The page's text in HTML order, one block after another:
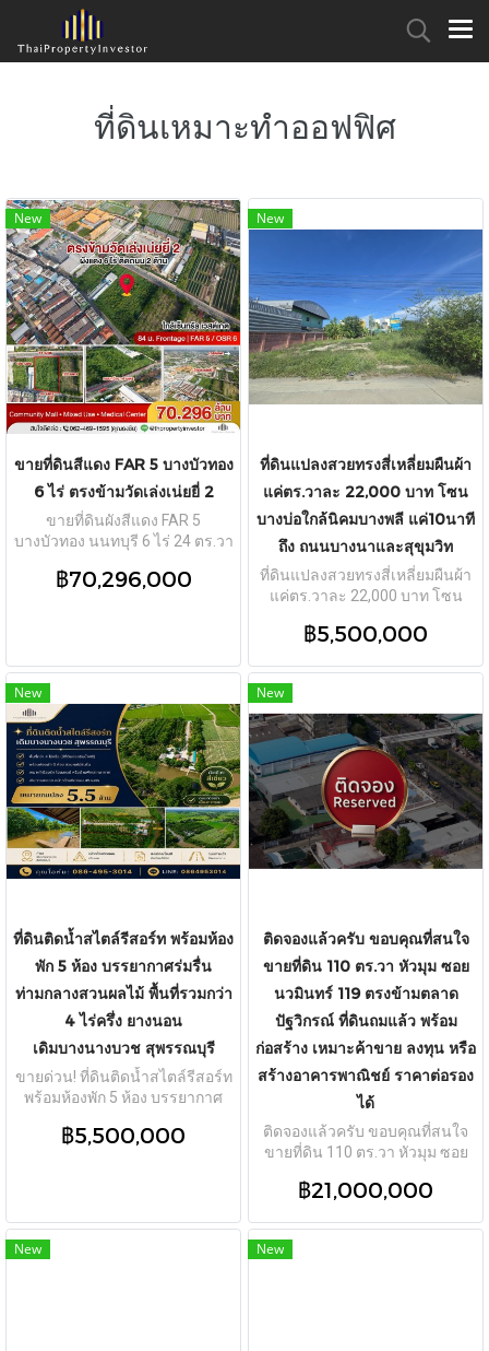
ที่ดินเหมาะทำออฟฟิศ
New
ขายที่ดินสีแดง FAR 5 บางบัวทอง
6 ไร่ ตรงข้ามวัดเล่งเน่ยยี่ 2
ขายที่ดินผังสีแดง FAR 5
บางบัวทอง นนทบุรี 6 ไร่ 24 ตร.วา
84 ม. ติดถนน 2 ด้าน ถมแล้วพร้อม
฿70,296,000
New
ที่ดินแปลงสวยทรงสี่เหลี่ยมผืนผ้า
แค่ตร.วาละ 22,000 บาท โซน
บางบ่อใกล้นิคมบางพลี แค่10นาที
ถึง ถนนบางนาและสุขุมวิท
ที่ดินแปลงสวยทรงสี่เหลี่ยมผืนผ้า
แค่ตร.วาละ 22,000 บาท โซน
ถึง ถนนบางนาและสุขุมวิท TPI-
฿5,500,000
New
ที่ดินติดน้ำสไตล์รีสอร์ท พร้อมห้อง
พัก 5 ห้อง บรรยากาศร่มรื่น
ท่ามกลางสวนผลไม้ พื้นที่รวมกว่า
4 ไร่ครึ่ง ยางนอน
เดิมบางนางบวช สุพรรณบุรี
ขายด่วน! ที่ดินติดน้ำสไตล์รีสอร์ท
พร้อมห้องพัก 5 ห้อง บรรยากาศ
รวมกว่า 4 ไร่ครึ่ง ยางนอน
฿5,500,000
New
ติดจองแล้วครับ ขอบคุณที่สนใจ
ขายที่ดิน 110 ตร.วา หัวมุม ซอย
นวมินทร์ 119 ตรงข้ามตลาด
ปัฐวิกรณ์ ที่ดินถมแล้ว พร้อม
ก่อสร้าง เหมาะค้าขาย ลงทุน หรือ
สร้างอาคารพาณิชย์ ราคาต่อรอง
ได้
ติดจองแล้วครับ ขอบคุณที่สนใจ
ขายที่ดิน 110 ตร.วา หัวมุม ซอย
ปัฐวิกรณ์ ที่ดินถมแล้ว พร้อม
สร้างอาคารพาณิชย์ ราคาต่อรอง
฿21,000,000
New New